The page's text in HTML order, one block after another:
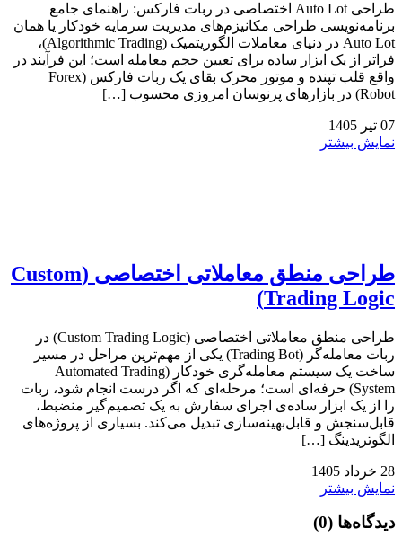
طراحی Auto Lot اختصاصی در ربات فارکس: راهنمای جامع
برنامه‌نویسی طراحی مکانیزم‌های مدیریت سرمایه خودکار یا همان
Auto Lot در دنیای معاملات الگوریتمیک (Algorithmic Trading)،
فراتر از یک ابزار ساده برای تعیین حجم معامله است؛ این فرآیند در
واقع قلب تپنده و موتور محرک بقای یک ربات فارکس (Forex
Robot) در بازارهای پرنوسان امروزی محسوب […]
07 تیر 1405
نمایش بیشتر
طراحی منطق معاملاتی اختصاصی (Custom
Trading Logic)
طراحی منطق معاملاتی اختصاصی (Custom Trading Logic) در
ربات معامله‌گر (Trading Bot) یکی از مهم‌ترین مراحل در مسیر
ساخت یک سیستم معامله‌گری خودکار (Automated Trading
System) حرفه‌ای است؛ مرحله‌ای که اگر درست انجام شود، ربات
را از یک ابزار ساده‌ی اجرای سفارش به یک تصمیم‌گیر منضبط،
قابل‌سنجش و قابل‌بهینه‌سازی تبدیل می‌کند. بسیاری از پروژه‌های
الگوتریدینگ […]
28 خرداد 1405
نمایش بیشتر
دیدگاه‌ها (0)